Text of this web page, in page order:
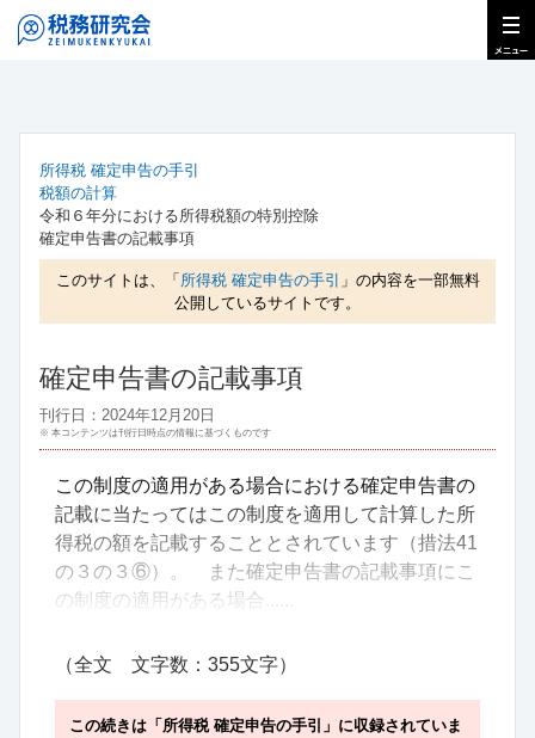
所得税 確定申告の手引
税額の計算
令和６年分における所得税額の特別控除
確定申告書の記載事項
このサイトは、「 所得税 確定申告の手引
」の内容を一部無料
公開しているサイトです。
確定申告書の記載事項
刊行日：2024年12月20日
※ 本コンテンツは刊行日時点の情報に基づくものです
この制度の適用がある場合における確定申告書の
記載に当たってはこの制度を適用して計算した所
得税の額を記載することとされています（措法41
の３の３⑥）。 また確定申告書の記載事項にこ
の制度の適用がある場合......
（全文 文字数：355文字）
この続きは「所得税 確定申告の手引」に収録されていま